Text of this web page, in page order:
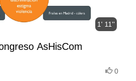
1' 11''
AsHisCom
0